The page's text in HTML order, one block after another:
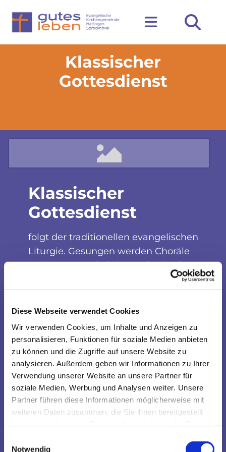
Diese Webseite verwendet Cookies
Wir verwenden Cookies, um Inhalte und Anzeigen zu
personalisieren, Funktionen für soziale Medien anbieten
zu können und die Zugriffe auf unsere Website zu
analysieren. Außerdem geben wir Informationen zu Ihrer
Verwendung unserer Website an unsere Partner für
soziale Medien, Werbung und Analysen weiter. Unsere
Partner führen diese Informationen möglicherweise mit
weiteren Daten zusammen, die Sie ihnen bereitgestellt
Notwendig
Klassischer
Gottesdienst
Klassischer
Gottesdienst
folgt der traditionellen evangelischen
Liturgie. Gesungen werden Choräle
und neuere geistliche Lieder, in der
Regel von der Orgel begleitet. In den
Abendgottesdiensten (18.00 Uhr) wird
das Abendmahl gefeiert.